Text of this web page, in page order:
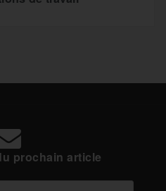
prochain article